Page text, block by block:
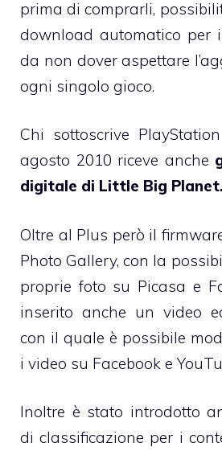
prima di comprarli,
download automatico per
da non dover aspettare
ogni singolo gioco.
Chi sottoscrive
agosto 2010 riceve anche
digitale di Little Big Planet.
Oltre al Plus però il
Photo Gallery, con la
proprie foto su Picasa e
inserito anche un video
con il quale è possibile
i video su Facebook e
Inoltre è stato introdotto
di classificazione per i